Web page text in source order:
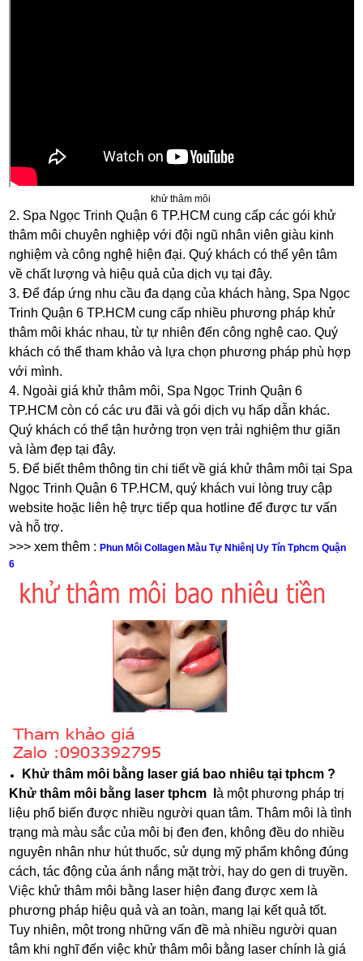
khử thâm môi
2. Spa Ngọc Trinh Quận 6 TP.HCM cung cấp các gói khử
thâm môi chuyên nghiệp với đội ngũ nhân viên giàu kinh
nghiệm và công nghệ hiện đại. Quý khách có thể yên tâm
về chất lượng và hiệu quả của dịch vụ tại đây.
3. Để đáp ứng nhu cầu đa dạng của khách hàng, Spa Ngọc
Trinh Quận 6 TP.HCM cung cấp nhiều phương pháp khử
thâm môi khác nhau, từ tự nhiên đến công nghệ cao. Quý
khách có thể tham khảo và lựa chọn phương pháp phù hợp
với mình.
4. Ngoài giá khử thâm môi, Spa Ngọc Trinh Quận 6
TP.HCM còn có các ưu đãi và gói dịch vụ hấp dẫn khác.
Quý khách có thể tận hưởng trọn vẹn trải nghiệm thư giãn
và làm đẹp tại đây.
5. Để biết thêm thông tin chi tiết về giá khử thâm môi tại Spa
Ngọc Trinh Quận 6 TP.HCM, quý khách vui lòng truy cập
website hoặc liên hệ trực tiếp qua hotline để được tư vấn
và hỗ trợ.
>>> xem thêm :Phun Môi Collagen Màu Tự Nhiên| Uy Tín Tphcm Quận
6
Khử thâm môi bằng laser giá bao nhiêu tại tphcm ?
Khử thâm môi bằng laser tphcm là một phương pháp trị
liệu phổ biến được nhiều người quan tâm. Thâm môi là tình
trạng mà màu sắc của môi bị đen đen, không đều do nhiều
nguyên nhân như hút thuốc, sử dụng mỹ phẩm không đúng
cách, tác động của ánh nắng mặt trời, hay do gen di truyền.
Việc khử thâm môi bằng laser hiện đang được xem là
phương pháp hiệu quả và an toàn, mang lại kết quả tốt.
Tuy nhiên, một trong những vấn đề mà nhiều người quan
tâm khi nghĩ đến việc khử thâm môi bằng laser chính là giá